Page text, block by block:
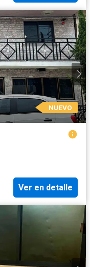
NUEVO
Ver en detalle